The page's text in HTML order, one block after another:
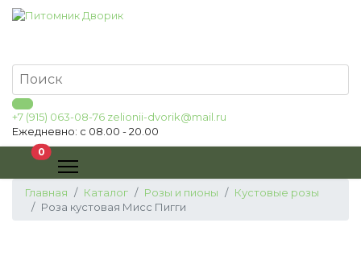
+7 (915) 063-08-76 zelionii-dvorik@mail.ru
Ежедневно: с 08.00 - 20.00
0В корзину
Главная Каталог Розы и пионы
Кустовые розы
Роза кустовая Мисс Пигги